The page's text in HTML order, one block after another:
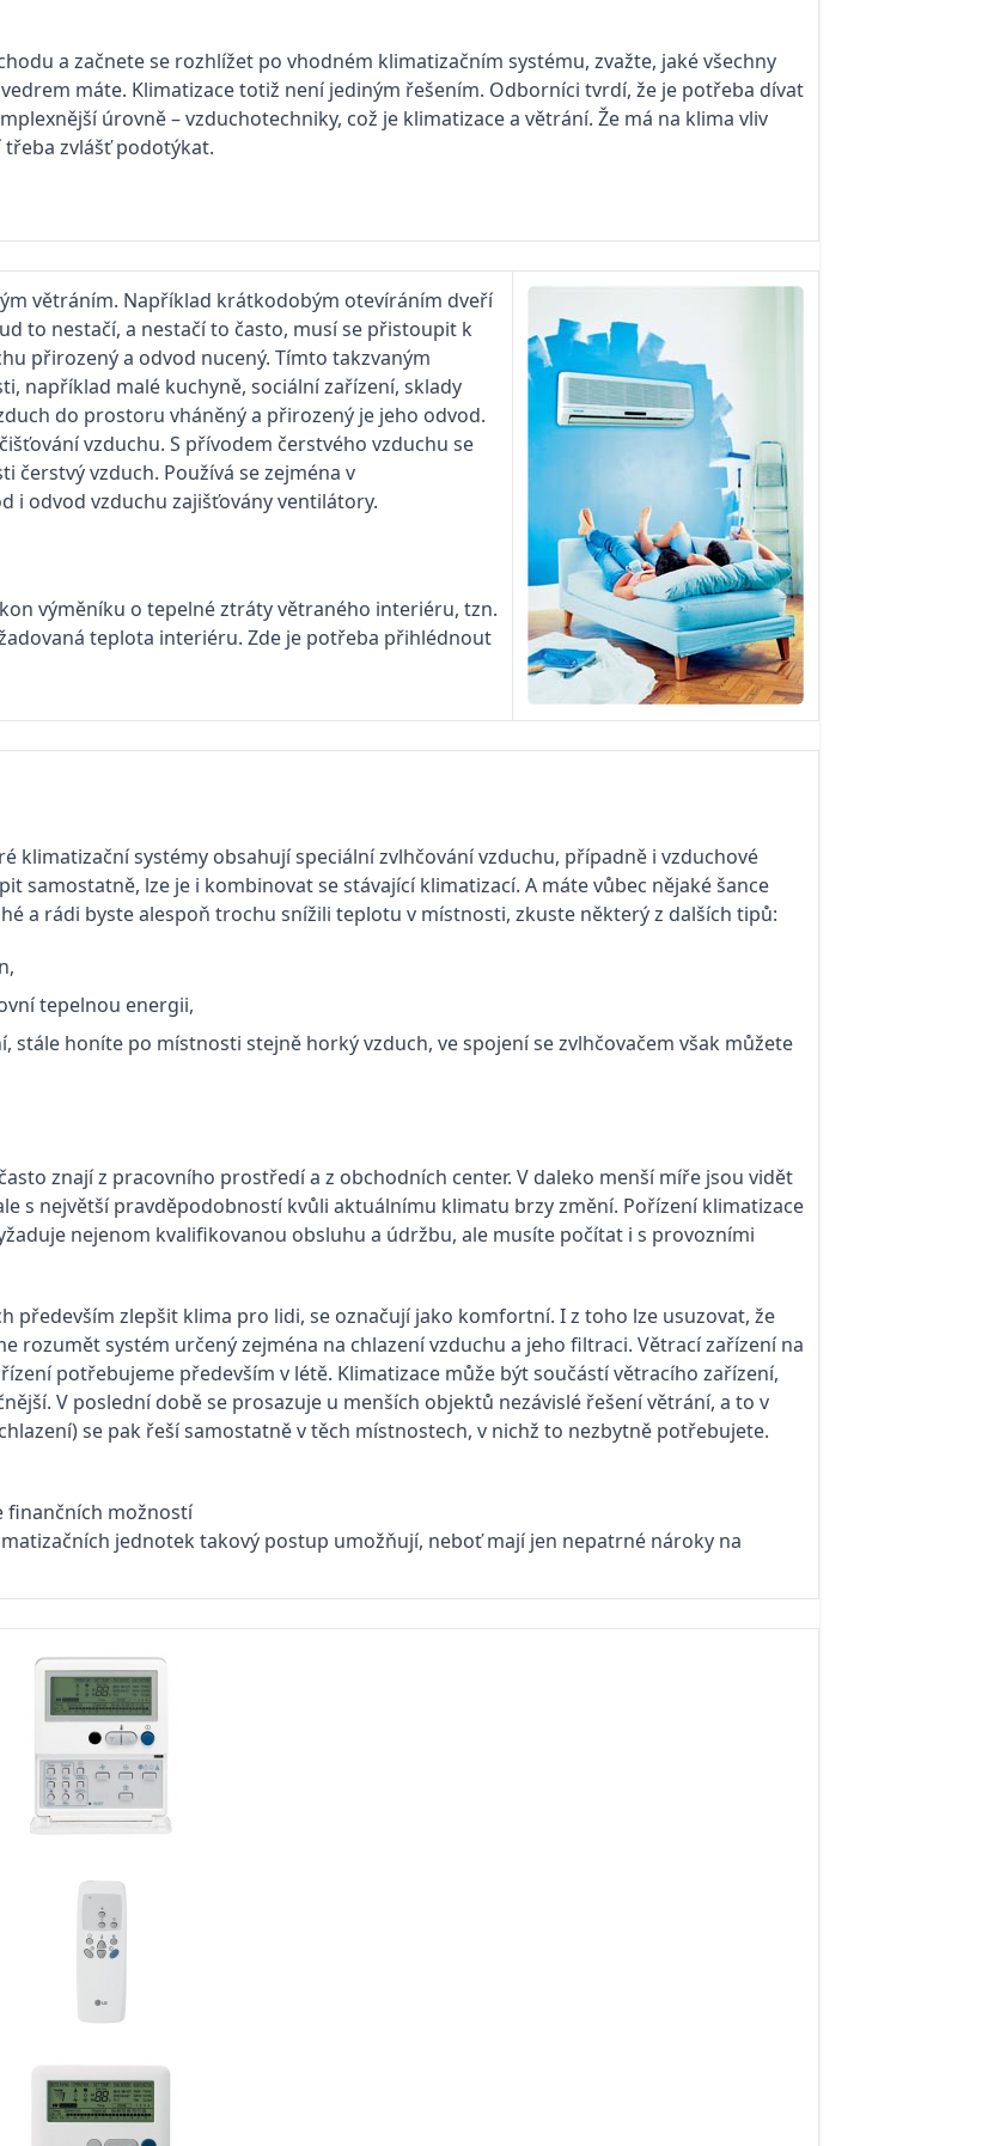
a začnete se rozhlížet po vhodném klimatizačním systému, zvažte, jaké všechny
máte. Klimatizace totiž není jediným řešením. Odborníci tvrdí, že je potřeba dívat
úrovně – vzduchotechniky, což je klimatizace a větrání. Že má na klima vliv
třeba zvlášť podotýkat.
větráním. Například krátkodobým otevíráním dveří
to nestačí, a nestačí to často, musí se přistoupit k
přirozený a odvod nucený. Tímto takzvaným
například malé kuchyně, sociální zařízení, sklady
do prostoru vháněný a přirozený je jeho odvod.
vzduchu. S přívodem čerstvého vzduchu se
vzduch. Používá se zejména v
i odvod vzduchu zajišťovány ventilátory.
výměníku o tepelné ztráty větraného interiéru, tzn.
teplota interiéru. Zde je potřeba přihlédnout
klimatizační systémy obsahují speciální zvlhčování vzduchu, případně i vzduchové
lze je i kombinovat se stávající klimatizací. A máte vůbec nějaké šance
a rádi byste alespoň trochu snížili teplotu v místnosti, zkuste některý z dalších tipů:
tepelnou energii,
stále honíte po místnosti stejně horký vzduch, ve spojeníse zvlhčovačem však můžete
znají z pracovního prostředí a z obchodních center. V daleko menší míře jsou vidět
s největší pravděpodobností kvůli aktuálnímu klimatu brzy změní. Pořízení klimatizace
nejenom kvalifikovanou obsluhu a údržbu, ale musíte počítat i s provozními
především zlepšit klima pro lidi, se označují jako komfortní. I z toho lze usuzovat, že
rozumět systém určený zejména na chlazení vzduchu a jeho filtraci. Větrací zařízení na
potřebujeme především v létě. Klimatizace může být součástí větracího zařízení,
V poslední době se prosazuje u menších objektů nezávislé řešení větrání, a to v
se pak řeší samostatně v těch místnostech, v nichž to nezbytně potřebujete.
finančních možností
jednotek takový postup umožňují, neboť mají jen nepatrné nároky na